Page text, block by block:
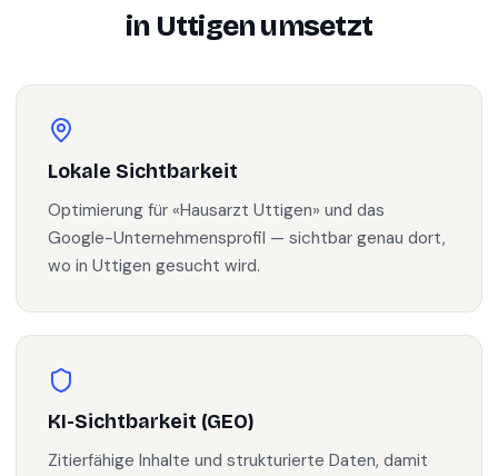
in Uttigenumsetzt
Lokale Sichtbarkeit
Optimierung für «Hausarzt Uttigen» und das
Google-Unternehmensprofil — sichtbar genau dort,
wo in Uttigen gesucht wird.
KI-Sichtbarkeit (GEO)
Zitierfähige Inhalte und strukturierte Daten, damit